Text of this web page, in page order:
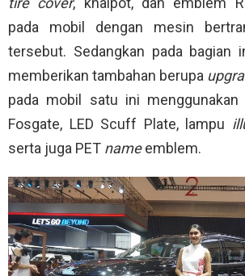
pada mobil dengan mesin
tersebut. Sedangkan pada bagian
memberikan tambahan berupa
pada mobil satu ini menggunakan
Fosgate, LED Scuff Plate, lampu
serta juga PET nameemblem.